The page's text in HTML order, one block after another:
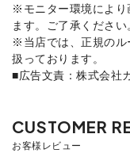
※モニター環境により
ます。ご了承ください
※当店では、正規のル
扱っております。
■広告文責：株式会社